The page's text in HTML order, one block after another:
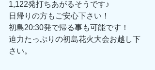
1,122発打ちあがるそうです♪
日帰りの方もご安心下さい！
初島20:30発で帰る事も可能です！
迫力たっぷりの初島花火大会お越し下
さい。